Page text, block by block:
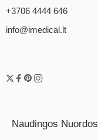
+3706 4444 646
info@imedical.lt
Naudingos Nuordos